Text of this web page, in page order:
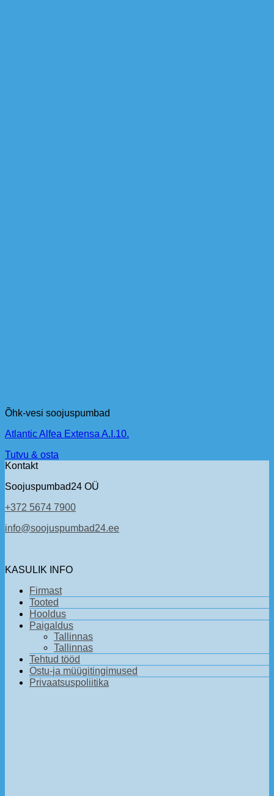
Õhk-vesi soojuspumbad
Atlantic Alfea Extensa A.I.10.
Tutvu & osta
Kontakt
Soojuspumbad24 OÜ
+372 5674 7900
info@soojuspumbad24.ee
KASULIK INFO
Firmast
Tooted
Hooldus
Paigaldus
Tallinnas
Tallinnas
Tehtud tööd
Ostu-ja müügitingimused
Privaatsuspoliitika